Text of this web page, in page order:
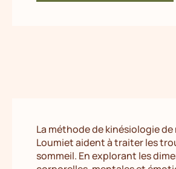
La méthode de kinésiologie de
Loumiet aident à traiter les
sommeil. En explorant les